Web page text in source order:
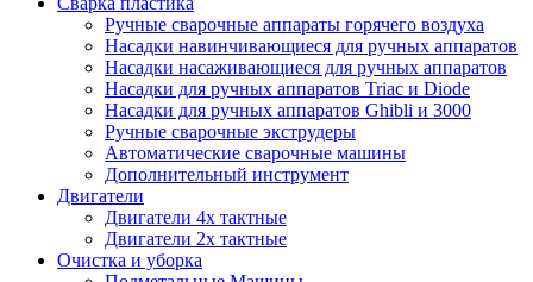
Ручные сварочные аппараты горячего воздуха
Насадки навинчивающиеся для ручных аппаратов
Насадки насаживающиеся для ручных аппаратов
Насадки для ручных аппаратов Triac и Diode
Насадки для ручных аппаратов Ghibli и 3000
Ручные сварочные экструдеры
Автоматические сварочные машины
Дополнительный инструмент
Двигатели
Двигатели 4х тактные
Двигатели 2х тактные
Очистка и уборка